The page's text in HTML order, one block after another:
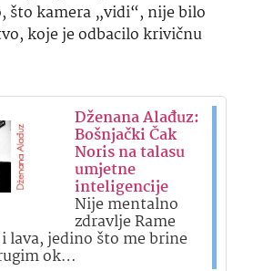
što kamera „vidi“, nije bilo
koje je odbacilo krivičnu
Dženana Alađuz:
Bošnjački Čak
Noris na talasu
umjetne
inteligencije
Nije mentalno
zdravlje Rame
lava, jedino što me brine
ok…